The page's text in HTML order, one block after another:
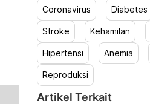
Coronavirus Diabetes
Stroke Kehamilan
Hipertensi Anemia
Reproduksi
Artikel Terkait